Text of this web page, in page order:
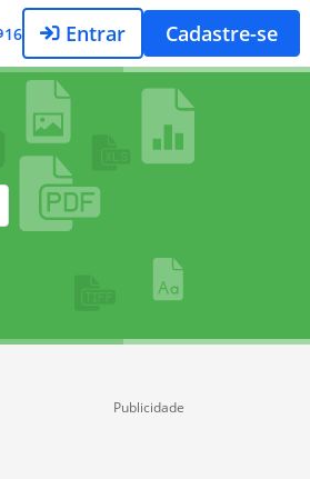
16 Entrar Cadastre-se
Publicidade